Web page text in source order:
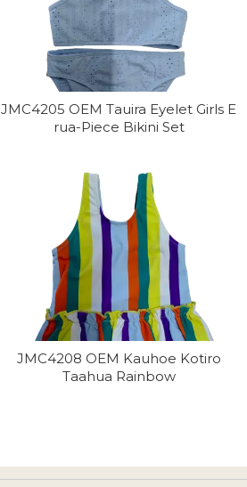
JMC4205 OEM Tauira Eyelet Girls E
rua-Piece Bikini Set
JMC4208 OEM Kauhoe Kotiro
Taahua Rainbow